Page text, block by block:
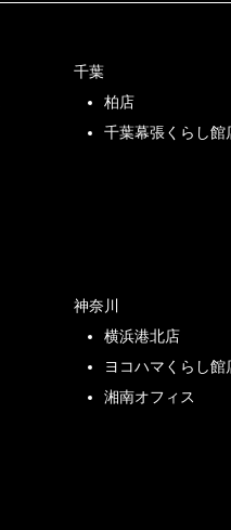
千葉
柏店
千葉幕張くらし館
神奈川
横浜港北店
ヨコハマくらし館
湘南オフィス